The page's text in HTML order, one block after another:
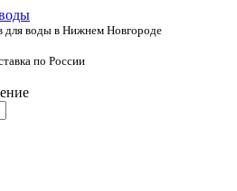
для воды в Нижнем Новгороде
по России